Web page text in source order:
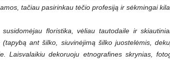
tačiau pasirinkau tėčio profesiją ir sėkmingai
susidomėjau floristika, vėliau tautodaile ir
(tapybą ant šilko, siuvinėjimą šilko juostelėmis,
Laisvalaikiu dekoruoju etnografines skrynias,